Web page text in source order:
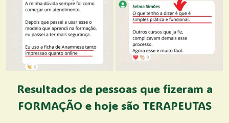
Resultados de pessoas que fizeram a
FORMAÇÃO e hoje são TERAPEUTAS